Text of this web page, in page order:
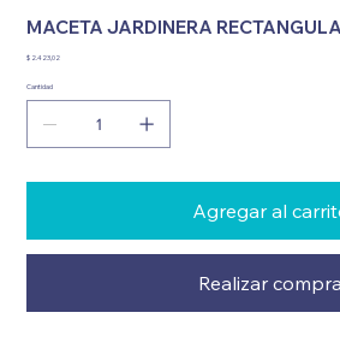
MACETA JARDINERA
Precio
$ 2.423,02
Cantidad
Agregar al
Realizar compra